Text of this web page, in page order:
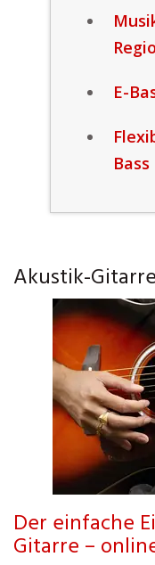
E-
Akustik-
Der einfache
Gitarre –